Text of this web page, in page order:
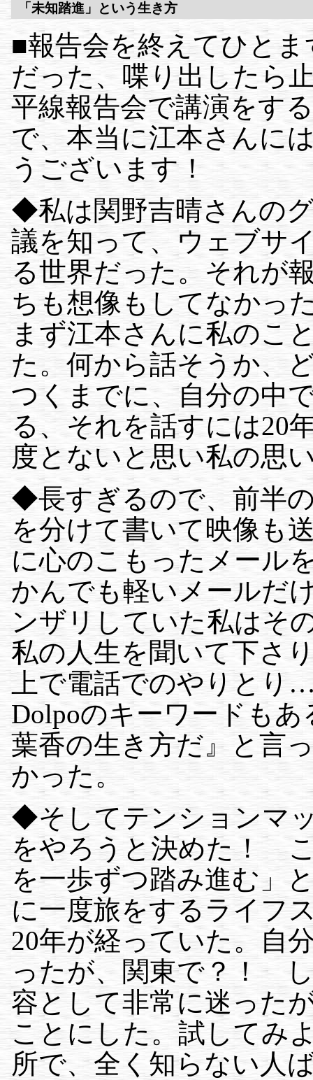
「未知踏進」という生き方
■報告会を終えてひと
だった、喋り出したら
平線報告会で講演をす
で、本当に江本さんに
うございます！
◆私は関野吉晴さんの
議を知って、ウェブサ
る世界だった。それが
ちも想像もしてなかっ
まず江本さんに私のこ
た。何から話そうか、
つくまでに、自分の中
る、それを話すには20
度とないと思い私の思
◆長すぎるので、前半
を分けて書いて映像も
に心のこもったメール
かんでも軽いメールだ
ンザリしていた私はそ
私の人生を聞いて下さ
上で電話でのやりとり
Dolpoのキーワードも
葉香の生き方だ』と言
かった。
◆そしてテンションマ
をやろうと決めた！
を一歩ずつ踏み進む」
に一度旅をするライフ
20年が経っていた。自
ったが、関東で？！
容として非常に迷った
ことにした。試してみ
所で、全く知らない人